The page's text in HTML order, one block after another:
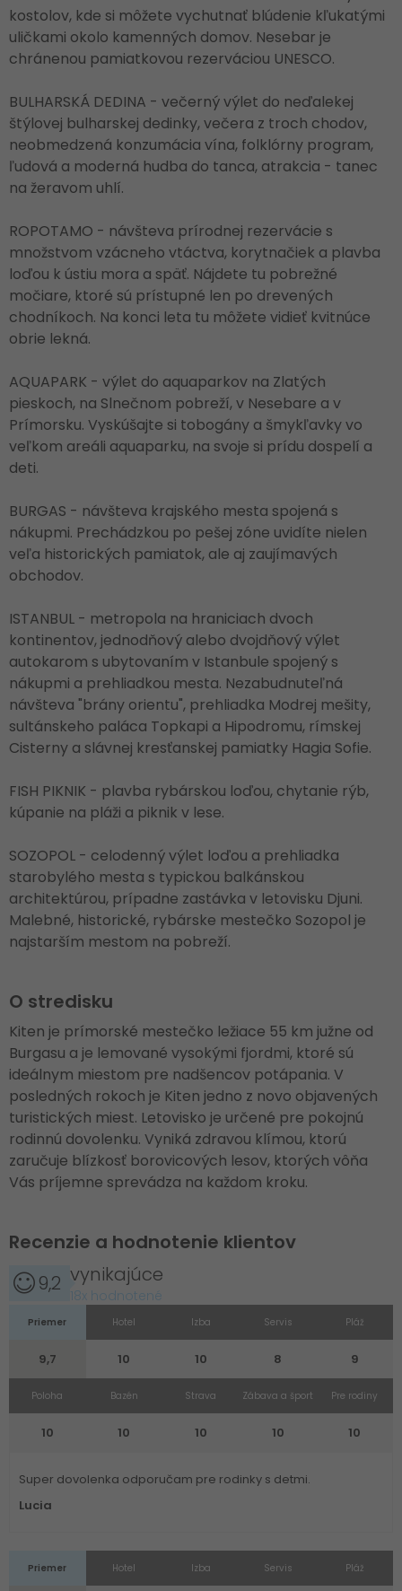
kostolov, kde si môžete vychutnať blúdenie kľukatými
uličkami okolo kamenných domov. Nesebar je
chránenou pamiatkovou rezerváciou UNESCO.
BULHARSKÁ DEDINA - večerný výlet do neďalekej
štýlovej bulharskej dedinky, večera z troch chodov,
neobmedzená konzumácia vína, folklórny program,
ľudová a moderná hudba do tanca, atrakcia - tanec
na žeravom uhlí.
ROPOTAMO - návšteva prírodnej rezervácie s
množstvom vzácneho vtáctva, korytnačiek a plavba
loďou k ústiu mora a späť. Nájdete tu pobrežné
močiare, ktoré sú prístupné len po drevených
chodníkoch. Na konci leta tu môžete vidieť kvitnúce
obrie lekná.
AQUAPARK - výlet do aquaparkov na Zlatých
pieskoch, na Slnečnom pobreží, v Nesebare a v
Prímorsku. Vyskúšajte si tobogány a šmykľavky vo
veľkom areáli aquaparku, na svoje si prídu dospelí a
deti.
BURGAS - návšteva krajského mesta spojená s
nákupmi. Prechádzkou po pešej zóne uvidíte nielen
veľa historických pamiatok, ale aj zaujímavých
obchodov.
ISTANBUL - metropola na hraniciach dvoch
kontinentov, jednodňový alebo dvojdňový výlet
autokarom s ubytovaním v Istanbule spojený s
nákupmi a prehliadkou mesta. Nezabudnuteľná
návšteva "brány orientu", prehliadka Modrej mešity,
sultánskeho paláca Topkapi a Hipodromu, rímskej
Cisterny a slávnej kresťanskej pamiatky Hagia Sofie.
FISH PIKNIK - plavba rybárskou loďou, chytanie rýb,
kúpanie na pláži a piknik v lese.
SOZOPOL - celodenný výlet loďou a prehliadka
starobylého mesta s typickou balkánskou
architektúrou, prípadne zastávka v letovisku Djuni.
Malebné, historické, rybárske mestečko Sozopol je
najstarším mestom na pobreží.
O stredisku
Kiten je prímorské mestečko ležiace 55 km južne od
Burgasu a je lemované vysokými fjordmi, ktoré sú
ideálnym miestom pre nadšencov potápania. V
posledných rokoch je Kiten jedno z novo objavených
turistických miest. Letovisko je určené pre pokojnú
rodinnú dovolenku. Vyniká zdravou klímou, ktorú
zaručuje blízkosť borovicových lesov, ktorých vôňa
Vás príjemne sprevádza na každom kroku.
Recenzie a hodnotenie klientov
9,2 vynikajúce
18x hodnotené
Priemer
9,7
Hotel
10
Izba
10
Servis
8
Pláž
9
Poloha
10
Bazén
10
Strava
10
Zábava a šport
10
Pre rodiny
10
Super dovolenka odporučam pre rodinky s detmi.
Lucia
Priemer Hotel Izba Servis Pláž